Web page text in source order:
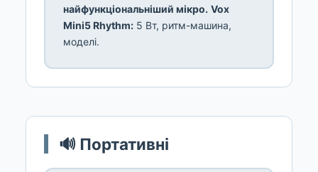
найфункціональніший мікро. Vox
Mini5 Rhythm: 5 Вт, ритм-машина,
моделі.
🔊 Портативні